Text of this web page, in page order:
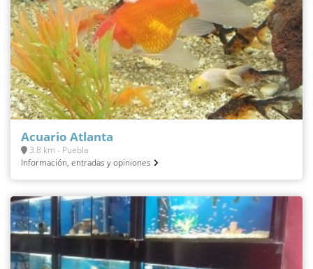
Acuario Atlanta
3.8 km - Puebla
Información, entradas y opiniones